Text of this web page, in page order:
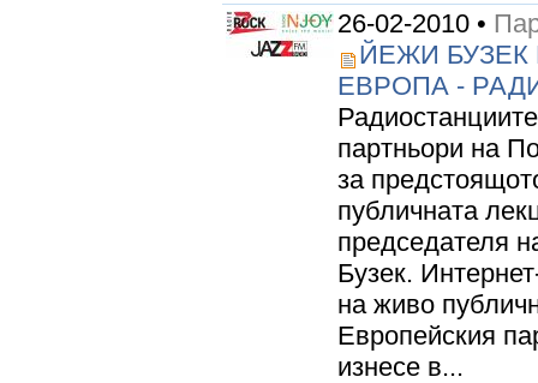
26-02-2010 •
ЙЕЖИ
ЕВРОПА -
партньори на
за
публичната
председателя
Бузек.
на живо
Европейския
изнесе в...